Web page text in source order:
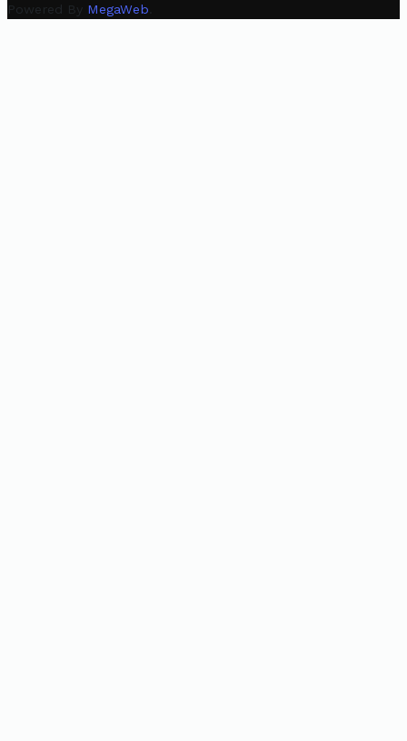
Powered By MegaWeb